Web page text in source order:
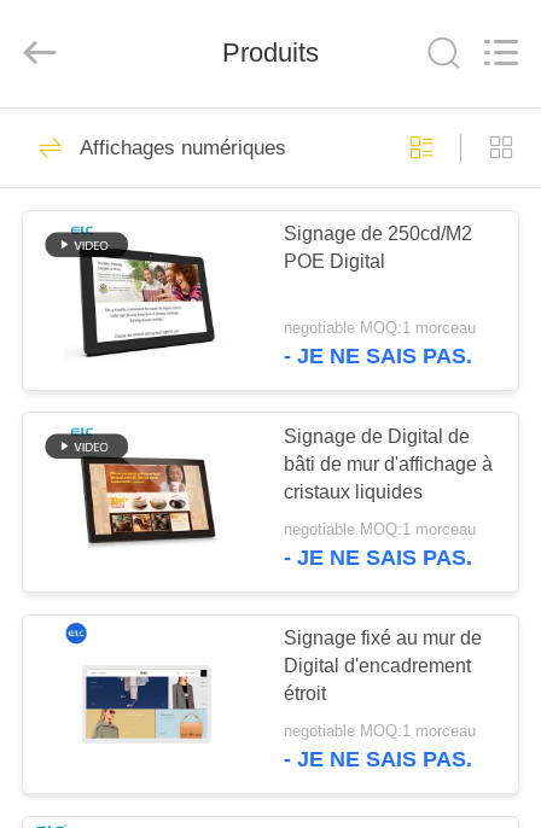
MAISON
PRODUITS
SUJET
NOUS
VISITE
D'USINE
CONTRÔLE
DE
QUALITÉ
CONTACTEZ-
NOUS
Ltd..
Affichages
numériques
246
Solutions
d'affichage pour
restaurants
28
Téléviseur intelligent
16
Produits
Affichages numériques
Signage de 250cd/M2
POE Digital
negotiable MOQ:1 morceau
- JE NE SAIS PAS.
Signage de Digital de
bâti de mur d'affichage à
cristaux liquides
negotiable MOQ:1 morceau
- JE NE SAIS PAS.
Signage fixé au mur de
Digital d'encadrement
étroit
negotiable MOQ:1 morceau
- JE NE SAIS PAS.